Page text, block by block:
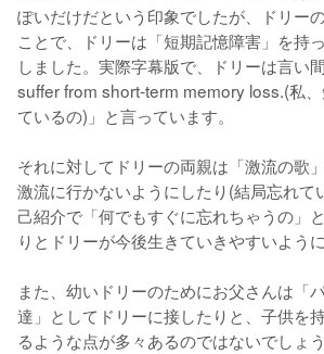
ぽいだけだという印象でしたが、ドリー
ことで、ドリーは「短期記憶障害」を持
しました。実際字幕版で、ドリーは言い
suffer from short-term memory loss.(私
ているの)」と言っています。
それに対してドリーの両親は「激流の歌
激流に行かないようにしたり(結局忘れて
己紹介で「何でもすぐに忘れちゃうの」
りとドリーが今後生きていきやすいよう
また、幼いドリーのためにお父さんは「
達」としてドリーに接したりと、子供を
るような点が多々あるのではないでしょう